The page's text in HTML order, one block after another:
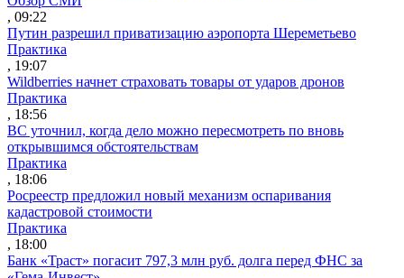
, 09:22
Путин разрешил приватизацию аэропорта Шереметьево
Практика
, 19:07
Wildberries начнет страховать товары от ударов дронов
Практика
, 18:56
ВС уточнил, когда дело можно пересмотреть по вновь
открывшимся обстоятельствам
Практика
, 18:06
Росреестр предложил новый механизм оспаривания
кадастровой стоимости
Практика
, 18:00
Банк «Траст» погасит 797,3 млн руб. долга перед ФНС за